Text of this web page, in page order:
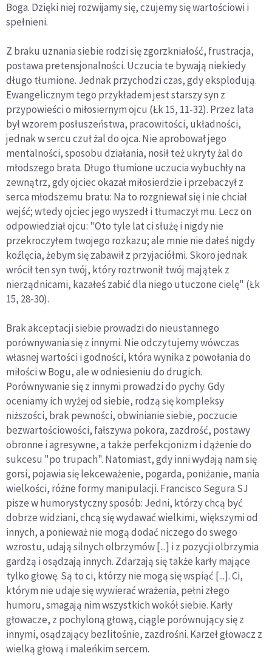
Boga. Dzięki niej rozwijamy się, czujemy się wartościowi i
spełnieni.
Z braku uznania siebie rodzi się zgorzkniałość, frustracja,
postawa pretensjonalności. Uczucia te bywają niekiedy
długo tłumione. Jednak przychodzi czas, gdy eksplodują.
Ewangelicznym tego przykładem jest starszy syn z
przypowieści o miłosiernym ojcu (Łk 15, 11-32). Przez lata
był wzorem posłuszeństwa, pracowitości, układności,
jednak w sercu czuł żal do ojca. Nie aprobował jego
mentalności, sposobu działania, nosił też ukryty żal do
młodszego brata. Długo tłumione uczucia wybuchły na
zewnątrz, gdy ojciec okazał miłosierdzie i przebaczył z
serca młodszemu bratu: Na to rozgniewał się i nie chciał
wejść; wtedy ojciec jego wyszedł i tłumaczył mu. Lecz on
odpowiedział ojcu: "Oto tyle lat ci służę i nigdy nie
przekroczyłem twojego rozkazu; ale mnie nie dałeś nigdy
koźlęcia, żebym się zabawił z przyjaciółmi. Skoro jednak
wrócił ten syn twój, który roztrwonił twój majątek z
nierządnicami, kazałeś zabić dla niego utuczone cielę" (Łk
15, 28-30).
Brak akceptacji siebie prowadzi do nieustannego
porównywania się z innymi. Nie odczytujemy wówczas
własnej wartości i godności, która wynika z powołania do
miłości w Bogu, ale w odniesieniu do drugich.
Porównywanie się z innymi prowadzi do pychy. Gdy
oceniamy ich wyżej od siebie, rodzą się kompleksy
niższości, brak pewności, obwinianie siebie, poczucie
bezwartościowości, fałszywa pokora, zazdrość, postawy
obronne i agresywne, a także perfekcjonizm i dążenie do
sukcesu "po trupach". Natomiast, gdy inni wydają nam się
gorsi, pojawia się lekceważenie, pogarda, poniżanie, mania
wielkości, różne formy manipulacji. Francisco Segura SJ
pisze w humorystyczny sposób: Jedni, którzy chcą być
dobrze widziani, chcą się wydawać wielkimi, większymi od
innych, a ponieważ nie mogą dodać niczego do swego
wzrostu, udają silnych olbrzymów [...] i z pozycji olbrzymia
gardzą i osądzają innych. Zdarzają się także karły mające
tylko głowę. Są to ci, którzy nie mogą się wspiąć [...]. Ci,
którym nie udaje się wywierać wrażenia, pełni złego
humoru, smagają nim wszystkich wokół siebie. Karły
głowacze, z pochyloną głową, ciągle porównujący się z
innymi, osądzający bezlitośnie, zazdrośni. Karzeł głowacz z
wielką głową i maleńkim sercem.